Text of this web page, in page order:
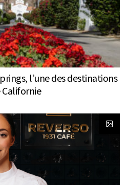
l’une des destinations
Californie